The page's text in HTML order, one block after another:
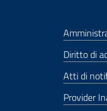
Diritto di
Atti di
Provider